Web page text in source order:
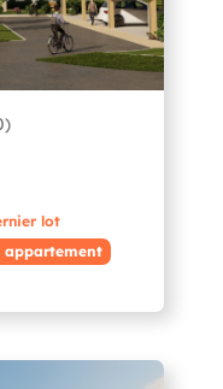
lot
appartement